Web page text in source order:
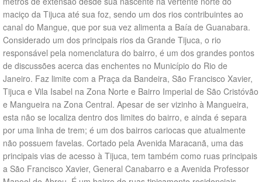
maciço da Tijuca até sua foz, sendo um dos rios contribuintes ao
canal do Mangue, que por sua vez alimenta a Baía de Guanabara.
Considerado um dos principais rios da Grande Tijuca, o rio
responsável pela nomenclatura do bairro, é um dos grandes pontos
de discussões acerca das enchentes no Município do Rio de
Janeiro. Faz limite com a Praça da Bandeira, São Francisco Xavier,
Tijuca e Vila Isabel na Zona Norte e Bairro Imperial de São Cristóvão
e Mangueira na Zona Central. Apesar de ser vizinho à Mangueira,
esta não se localiza dentro dos limites do bairro, e ainda é separa
por uma linha de trem; é um dos bairros cariocas que atualmente
não possuem favelas. Cortado pela Avenida Maracanã, uma das
principais vias de acesso à Tijuca, tem também como ruas principais
a São Francisco Xavier, General Canabarro e a Avenida Professor